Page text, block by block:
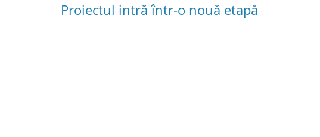
Proiectul intră într-o nouă etapă